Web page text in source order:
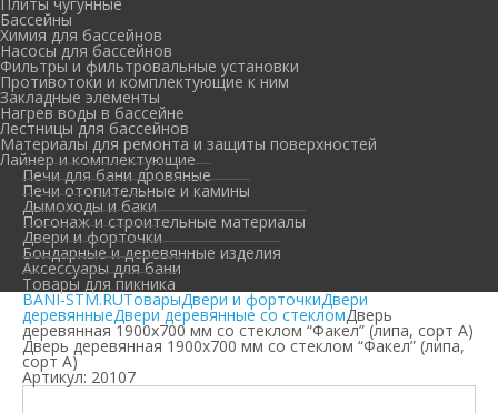
Бассейны
Химия для бассейнов
Насосы для бассейнов
Фильтры и фильтровальные установки
Противотоки и комплектующие к ним
Закладные элементы
Нагрев воды в бассейне
Лестницы для бассейнов
Материалы для ремонта и защиты поверхностей
Лайнер и комплектующие
Печи для бани дровяные
Печи отопительные и камины
Дымоходы и баки
Погонаж и строительные материалы
Двери и форточки
Бондарные и деревянные изделия
Аксессуары для бани
Товары для пикника
BANI-STM.RUТоварыДвери и форточкиДвери
деревянныеДвери деревянные со стекломДверь
деревянная 1900х700 мм со стеклом “Факел” (липа, сорт А)
Дверь деревянная 1900х700 мм со стеклом “Факел” (липа,
сорт А)
Артикул: 20107